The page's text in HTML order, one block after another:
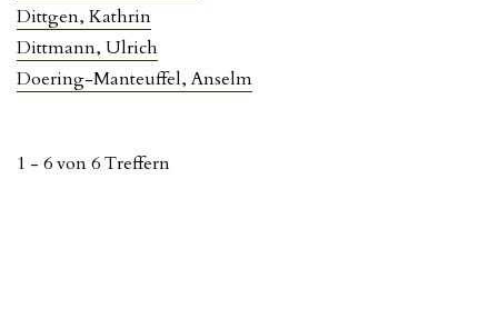
Dittgen, Kathrin
Dittmann, Ulrich
Doering-Manteuffel, Anselm
1 - 6 von 6 Treffern